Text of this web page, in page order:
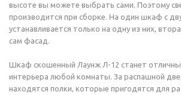
высоте вы можете выбрать сами. Поэтому
производится при сборке. На один шкаф с
устанавливается только на одну из них,
сам фасад.
Шкаф скошенный Лаунж Л-12 станет
интерьера любой комнаты. За распашной
находятся полки, которые пригодятся для